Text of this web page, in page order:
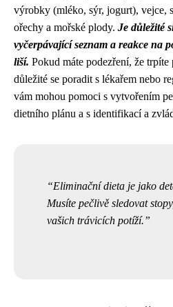
výrobky (mléko, sýr, jogurt), vejce,
ořechy a mořské plody. Je důležité
vyčerpávající seznam a reakce na
liší. Pokud máte podezření, že
důležité se poradit s lékařem nebo
vám mohou pomoci s vytvořením
dietního plánu a s identifikací a
Eliminační dieta je jako
Musíte pečlivě sledovat
vašich trávicích potíží.